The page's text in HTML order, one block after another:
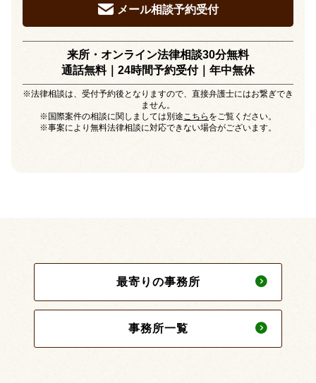
メール相談予約受付
来所・オンライン法律相談30分無料
通話無料｜24時間予約受付｜ 年中無休
※法律相談は、受付予約後となりますので、直接弁護士にはお繋ぎでき
ません。
※国際案件の相談に関しましては別途こちら をご覧ください。
※事案により無料法律相談に対応できない場合がございます。
最寄りの事務所
事務所一覧